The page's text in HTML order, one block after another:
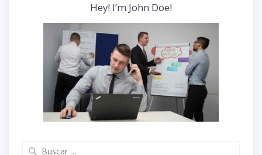
Hey! I’m John Doe!